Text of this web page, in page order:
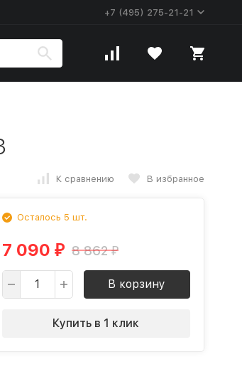
+7 (495) 275-21-21
К сравнению В избранное
Осталось 5 шт.
7 090 ₽ 8 862₽
В корзину
Купить в 1 клик